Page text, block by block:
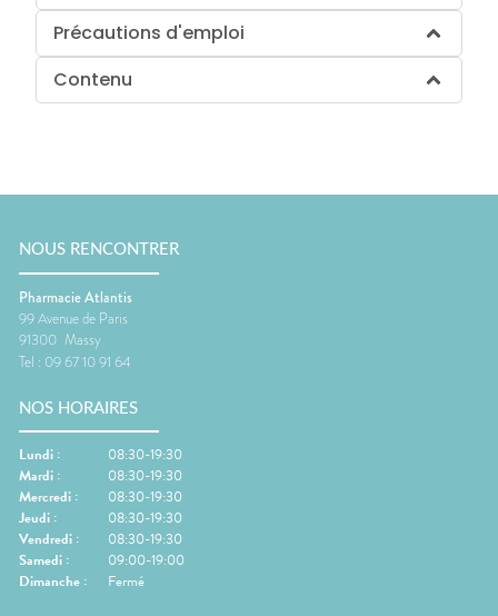
Précautions d'emploi
Contenu
NOUS RENCONTRER
Pharmacie Atlantis
99 Avenue de Paris
91300 Massy
Tel : 09 67 10 91 64
NOS HORAIRES
Lundi :
08:30-19:30
Mardi :
08:30-19:30
Mercredi :
08:30-19:30
Jeudi :
08:30-19:30
Vendredi :
08:30-19:30
Samedi :
09:00-19:00
Dimanche : Fermé